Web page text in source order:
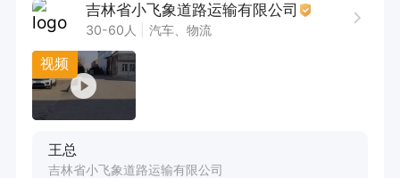
规范。
3. 工作地点位于长春二道区，需适应夜班工作时
间安排。
至次日早7点左右。薪资采用计件制，设有满勤奖
吉林省小飞象道路运输有限公司
30-60人 汽车、物流
视频
王总
吉林省小飞象道路运输有限公司